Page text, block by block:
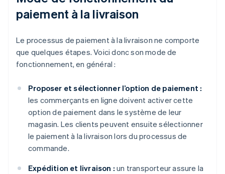
paiement à la livraison
Le processus de paiement à la livraison ne comporte
que quelques étapes. Voici donc son mode de
fonctionnement, en général :
Proposer et sélectionner l’option de paiement :
les commerçants en ligne doivent activer cette
option de paiement dans le système de leur
magasin. Les clients peuvent ensuite sélectionner
le paiement à la livraison lors du processus de
commande.
Expédition et livraison : un transporteur assure la